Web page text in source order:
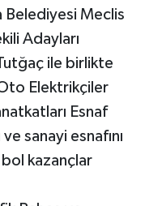
Belediyesi Meclis
Adayları
ile birlikte
Elektrikçiler
Esnaf
ve sanayi esnafını
kazançlar